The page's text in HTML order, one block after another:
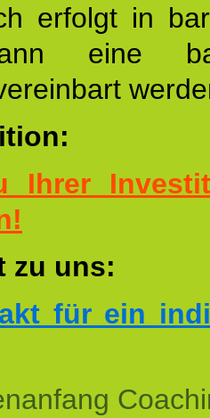
erfolgt in
eine
Ihrer
zu uns:
für ein